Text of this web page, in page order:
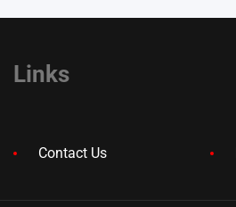
Links
Contact Us